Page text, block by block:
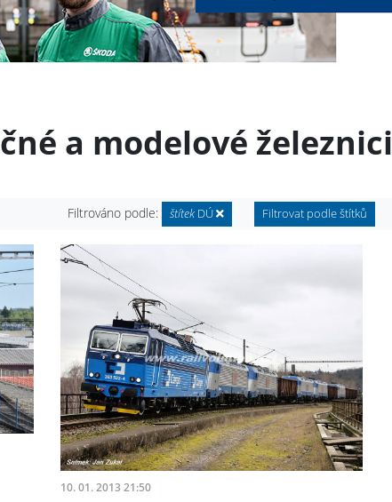
a modelové železnici
Filtrováno podle:
štítekDÚ Filtrovat podle štítků
10. 01. 2013 21:50